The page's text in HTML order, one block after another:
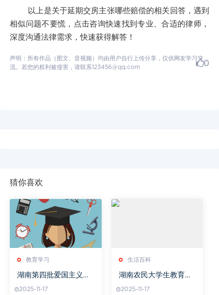
以上是关于延期交房主张哪些赔偿的相关回答，遇到
相似问题不要慌，点击咨询快速找到专业、合适的律师，
深度沟通法律需求，快速获得解答！
声明：所有作品（图文、音视频）均由用户自行上传分享，仅供网友学习交
流。若您的权利被侵害，请联系123456@qq.com
0
猜你喜欢
教育学习
湖南第四批爱国主义教
2025-11-17
生活百科
湖南农民大学生教育现
2025-11-17